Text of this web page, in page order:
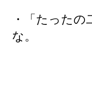
・「たった
な。